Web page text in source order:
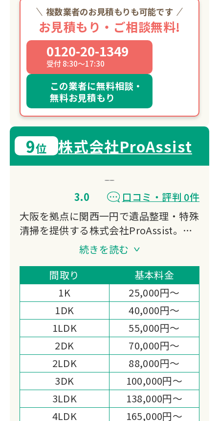
複数業者のお見積もりも可能です
お見積もり・ご相談無料!
0120-20-1349
受付 8:30～17:30
この業者に無料相談・
無料お見積もり
9位 株式会社ProAssist
3.0
口コミ・評判 0件
大阪を拠点に関西一円で遺品整理・特殊
清掃を提供する株式会社ProAssist。遺
品整理士や特殊清掃士など有資格者が在
籍し、完全非対面のリモート遺品整理に
も対応。住宅確保要配慮者居住支援法人
の指定も受け、幅広いお客様の生活支援
を行っています。
続きを読む
間取り
基本料金
1K
25,000円～
1DK
40,000円～
1LDK
55,000円～
2DK
70,000円～
2LDK
88,000円～
3DK
100,000円～
3LDK
138,000円～
4LDK
165,000円～